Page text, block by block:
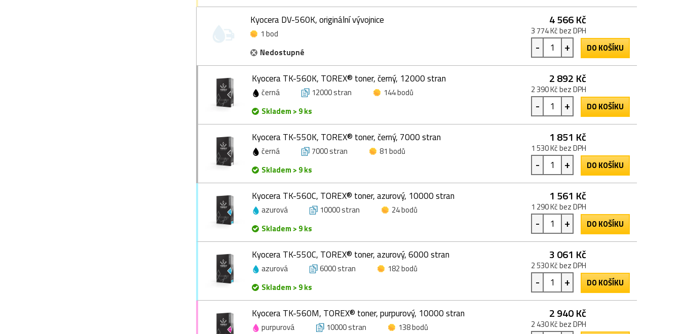
Kyocera DV-560K, originální vývojnice
1 bod
Nedostupné
4 566 Kč
3 774 Kč bez DPH
- + DO KOŠÍKU
Kyocera TK-560K, TOREX® toner, černý, 12000 stran
černá 12000 stran
144 bodů
Skladem > 9 ks
2 892 Kč
2 390 Kč bez DPH
- + DO KOŠÍKU
Kyocera TK-550K, TOREX® toner, černý, 7000 stran
černá 7000 stran
81 bodů
Skladem > 9 ks
1 851 Kč
1 530 Kč bez DPH
- + DO KOŠÍKU
Kyocera TK-560C, TOREX® toner, azurový, 10000 stran
azurová 10000 stran
24 bodů
Skladem > 9 ks
1 561 Kč
1 290 Kč bez DPH
- + DO KOŠÍKU
Kyocera TK-550C, TOREX® toner, azurový, 6000 stran
azurová 6000 stran
182 bodů
Skladem > 9 ks
3 061 Kč
2 530 Kč bez DPH
- + DO KOŠÍKU
Kyocera TK-560M, TOREX® toner, purpurový, 10000 stran
purpurová 10000 stran 138 bodů
2 940 Kč
2 430 Kč bez DPH